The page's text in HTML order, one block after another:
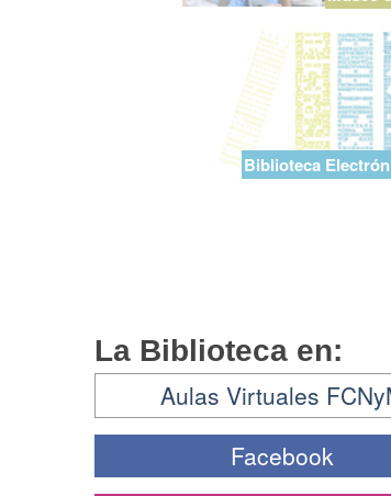
Biblioteca
La Biblioteca en:
Aulas Virtuales
Facebook